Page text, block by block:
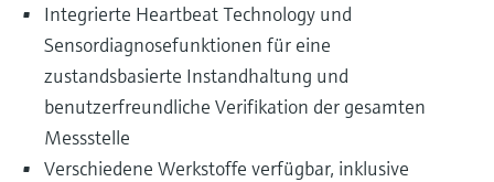
Integrierte Heartbeat Technology und
Sensordiagnosefunktionen für eine
zustandsbasierte Instandhaltung und
benutzerfreundliche Verifikation der gesamten
Messstelle
Verschiedene Werkstoffe verfügbar, inklusive